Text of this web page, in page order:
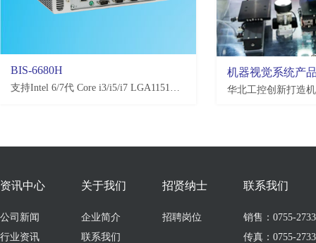
BIS-6680H
支持Intel 6/7代 Core i3/i5/i7 LGA1151处理器，H110/Q170/C236，4*USB3.0, 4*USB2.0，2-10*COM(可选)
EMB-3581
机器视觉系统产
资讯中心
公司新闻
行业资讯
关于我们
企业简介
联系我们
招贤纳士
招聘岗位
联系我们
销售：0755-
传真：0755-